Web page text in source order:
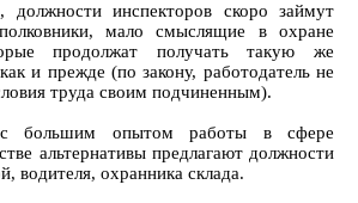
должности инспекторов скоро займут
мало смыслящие в охране
продолжат получать такую же
и прежде (по закону, работодатель не
труда своим подчиненным).
с большим опытом работы в сфере
альтернативы предлагают должности
водителя, охранника склада.